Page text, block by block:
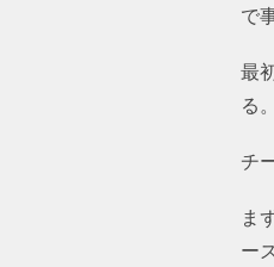
で
最
る
チ
ま
ー